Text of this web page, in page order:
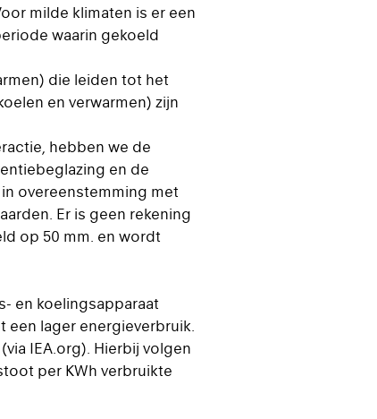
milde klimaten is er een
waarin gekoeld
die leiden tot het
en verwarmen) zijn
hebben we de
en de
overeenstemming met
Er is geen rekening
op 50 mm. en wordt
en koelingsapparaat
een lager energieverbruik.
IEA.org). Hierbij volgen
per KWh verbruikte